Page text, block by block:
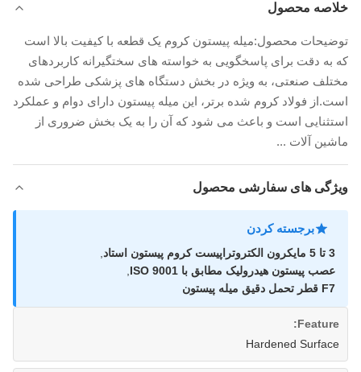
خلاصه محصول
توضیحات محصول:میله پیستون کروم یک قطعه با کیفیت بالا است
که به دقت برای پاسخگویی به خواسته های سختگیرانه کاربردهای
مختلف صنعتی، به ویژه در بخش دستگاه های پزشکی طراحی شده
است.از فولاد کروم شده برتر، این میله پیستون دارای دوام و عملکرد
استثنایی است و باعث می شود که آن را به یک بخش ضروری از
ماشین آلات ...
ویژگی های سفارشی محصول
برجسته کردن
3 تا 5 مایکرون الکتروتراپیست کروم پیستون استاد
عصب پیستون هیدرولیک مطابق با ISO 9001
F7 قطر تحمل دقیق میله پیستون
Feature:
Hardened Surface